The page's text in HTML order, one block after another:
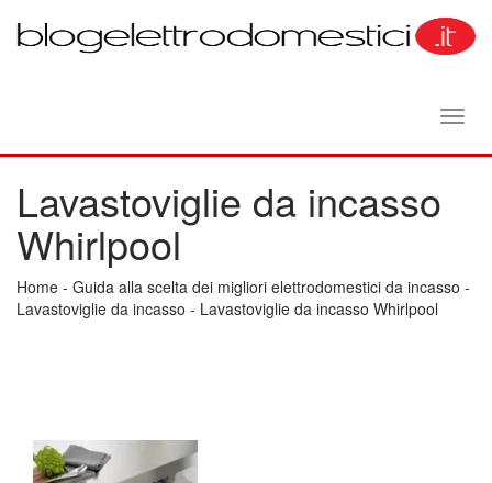
Lavastoviglie da incasso
Whirlpool
Home - Guida alla scelta dei migliori elettrodomestici da incasso -
Lavastoviglie da incasso - Lavastoviglie da incasso Whirlpool